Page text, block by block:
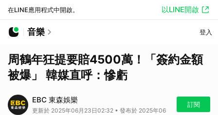
在LINE應用程式中開啟。 以LINE開啟
音樂 登入
周鶴年狂提要賠4500萬！「簽約金額
被爆」 韓媒直呼：慘虧
EBC 東森娛樂
更新於 2025年06月23日02:32 • 發布於 2025年06
訂閱